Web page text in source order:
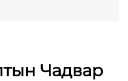
Чадвар